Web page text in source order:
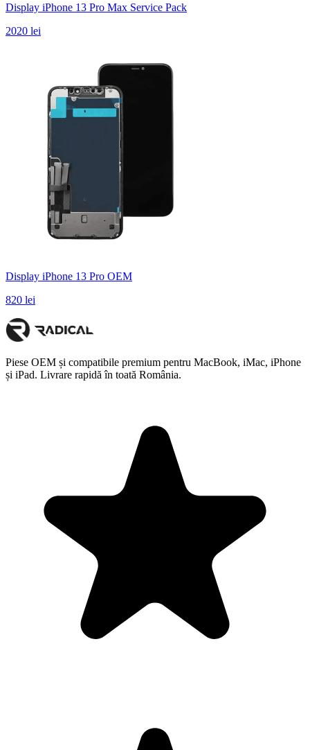
Display iPhone 13 Pro Max Service Pack
2020 lei
Display iPhone 13 Pro OEM
820 lei
Piese OEM și compatibile premium pentru MacBook, iMac, iPhone
și iPad. Livrare rapidă în toată România.